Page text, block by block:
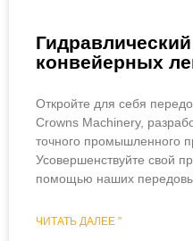
конвейерных
Откройте для себя
Crowns Machinery,
точного промышленного
Усовершенствуйте свой
помощью наших
ЧИТАТЬ ДАЛЕЕ "